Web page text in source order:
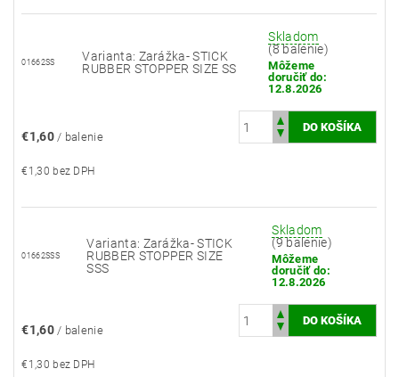
01662SS
Varianta: Zarážka- STICK
RUBBER STOPPER SIZE SS
Skladom
(8 balenie)
Môžeme
doručiť do:
12.8.2026
€1,60 / balenie
€1,30 bez DPH
01662SSS
Varianta: Zarážka- STICK
RUBBER STOPPER SIZE
SSS
Skladom
(9 balenie)
Môžeme
doručiť do:
12.8.2026
€1,60 / balenie
€1,30 bez DPH